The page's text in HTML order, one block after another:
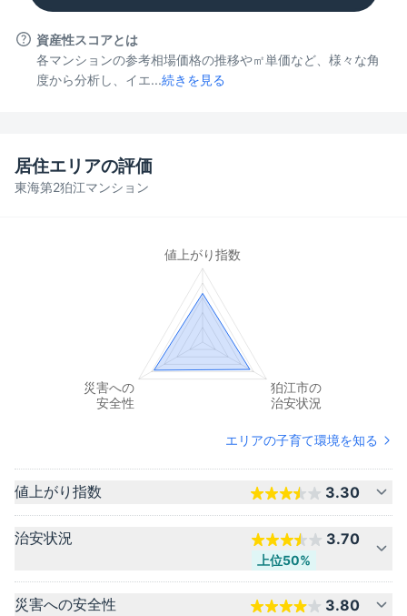
資産性スコアとは
各マンションの参考相場価格の推移や㎡単価など、様々な角
度から分析し、イエ...続きを見る
東海第2狛江マンション
居住エリアの評価
エリアの子育て環境を知る
値上がり指数 3.30
治安状況 3.70
上位50%
災害への安全性 3.80